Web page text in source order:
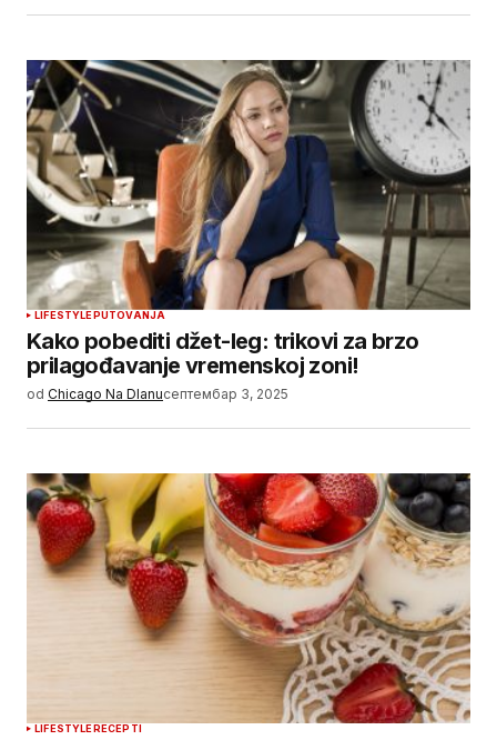
LIFESTYLEPUTOVANJA
Kako pobediti džet-leg: trikovi za brzo
prilagođavanje vremenskoj zoni!
od Chicago Na Dlanuсептембар 3, 2025
LIFESTYLERECEPTI